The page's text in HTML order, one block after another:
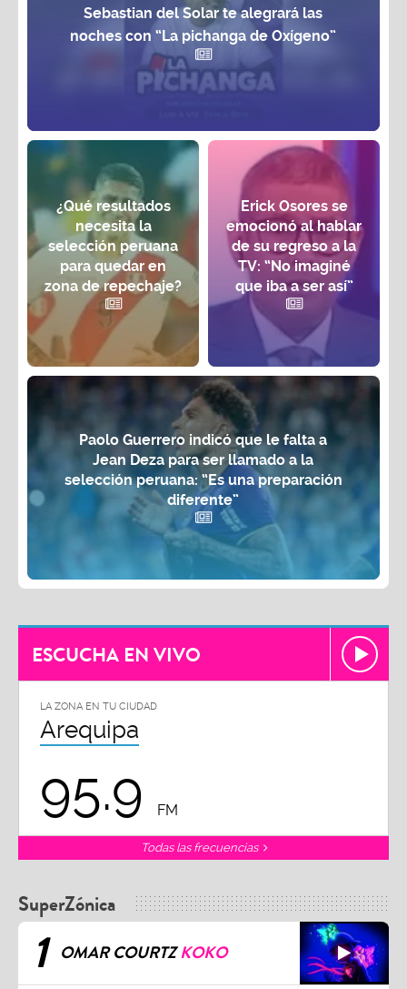
Sebastian del Solar te alegrará las
noches con “La pichanga de Oxígeno”
¿Qué resultados
necesita la
selección peruana
para quedar en
zona de repechaje?
Erick Osores se
emocionó al hablar
de su regreso a la
TV: “No imaginé
que iba a ser así”
Paolo Guerrero indicó que le falta a
Jean Deza para ser llamado a la
selección peruana: “Es una preparación
diferente”
ESCUCHA EN VIVO
LA ZONA EN TU CIUDAD
Arequipa
95.9 FM
Todas las frecuencias
SuperZónica
1 OMAR COURTZKOKO